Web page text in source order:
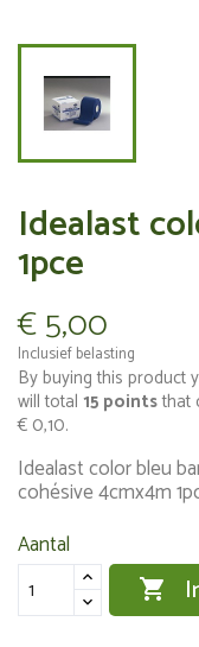
Idealast
1pce
€ 5,00
Inclusief belasting
By buying this product
will total 15 pointsthat
€ 0,10.
Idealast color bleu
cohésive 4cmx4m
Aantal
